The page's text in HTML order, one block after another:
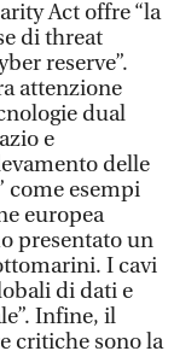
Act offre “la
di threat
reserve”.
attenzione
dual
e
delle
come esempi
europea
presentato un
I cavi
di dati e
Infine, il
critiche sono la